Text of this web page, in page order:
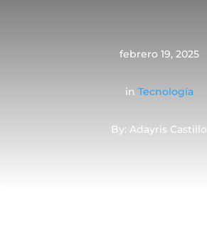
febrero 19, 2025
in Tecnología
By: Adayris Castillo